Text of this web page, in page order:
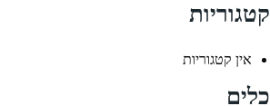
קטגוריות
אין קטגוריות
כלים